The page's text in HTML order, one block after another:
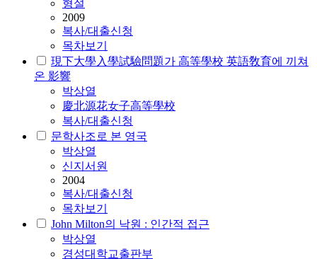
형설
2009
복사/대출신청
목차보기
現下大學入學試驗問題가 高等學校 英語敎育에 끼쳐
온 影響
박상열
慶北源花女子高等學校
복사/대출신청
문학사조로 본 영국
박상열
신지서원
2004
복사/대출신청
목차보기
John Milton의 낙원 : 인간적 접근
박상열
경성대학교출판부